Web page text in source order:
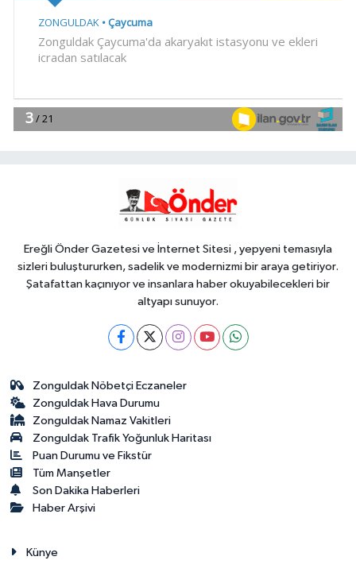
23:34CHP İstanbul'da yeni
21:59
HAYATINI KAYBETTİ
Ereğli Önder Gazetesi ve İnternet Sitesi , yepyeni temasıyla
sizleri buluştururken, sadelik ve modernizmi bir araya getiriyor.
Şatafattan kaçınıyor ve insanlara haber okuyabilecekleri bir
altyapı sunuyor.
Zonguldak Nöbetçi Eczaneler
Zonguldak Hava Durumu
Zonguldak Namaz Vakitleri
Zonguldak Trafik Yoğunluk Haritası
Puan Durumu ve Fikstür
Tüm Manşetler
Son Dakika Haberleri
Haber Arşivi
Künye